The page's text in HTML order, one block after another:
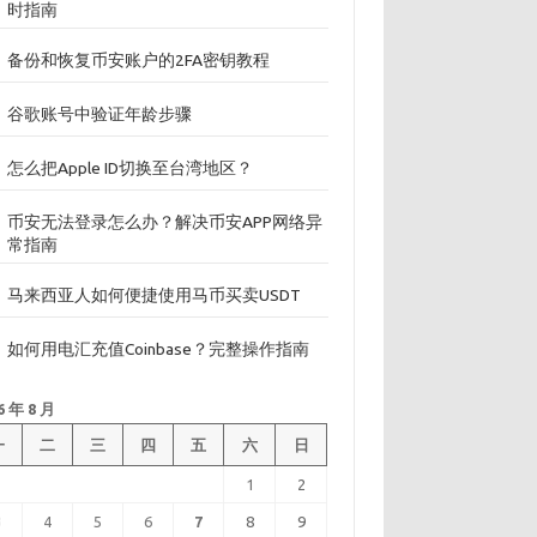
时指南
备份和恢复币安账户的2FA密钥教程
谷歌账号中验证年龄步骤
怎么把Apple ID切换至台湾地区？
币安无法登录怎么办？解决币安APP网络异
常指南
马来西亚人如何便捷使用马币买卖USDT
如何用电汇充值Coinbase？完整操作指南
年 8 月
二 三 四 五 六 日
1 2
4 5 6 7 8 9